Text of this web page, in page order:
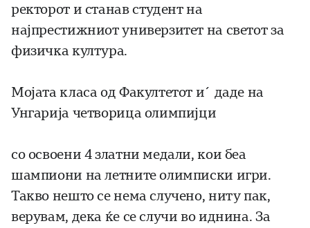
ректорот и станав студент на
најпрестижниот универзитет на светот за
физичка култура.
Мојата класа од Факултетот и´ даде на
Унгарија четворица олимпијци
со освоени 4 златни медали, кои беа
шампиони на летните олимписки игри.
Такво нешто се нема случено, ниту пак,
верувам, дека ќе се случи во иднина. За